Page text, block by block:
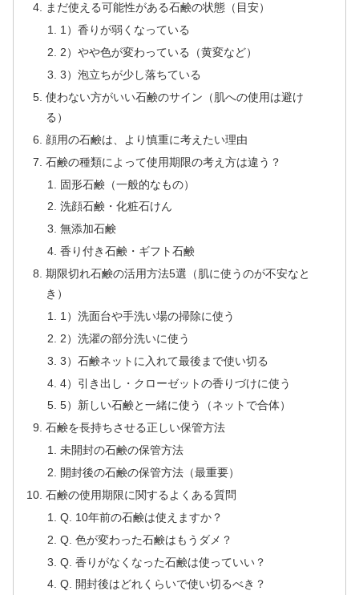
まだ使える可能性がある石鹸の状態（目安）
1）香りが弱くなっている
2）やや色が変わっている（黄変など）
3）泡立ちが少し落ちている
使わない方がいい石鹸のサイン（肌への使用は避け
る）
顔用の石鹸は、より慎重に考えたい理由
石鹸の種類によって使用期限の考え方は違う？
固形石鹸（一般的なもの）
洗顔石鹸・化粧石けん
無添加石鹸
香り付き石鹸・ギフト石鹸
期限切れ石鹸の活用方法5選（肌に使うのが不安なと
き）
1）洗面台や手洗い場の掃除に使う
2）洗濯の部分洗いに使う
3）石鹸ネットに入れて最後まで使い切る
4）引き出し・クローゼットの香りづけに使う
5）新しい石鹸と一緒に使う（ネットで合体）
石鹸を長持ちさせる正しい保管方法
未開封の石鹸の保管方法
開封後の石鹸の保管方法（最重要）
石鹸の使用期限に関するよくある質問
Q. 10年前の石鹸は使えますか？
Q. 色が変わった石鹸はもうダメ？
Q. 香りがなくなった石鹸は使っていい？
Q. 開封後はどれくらいで使い切るべき？